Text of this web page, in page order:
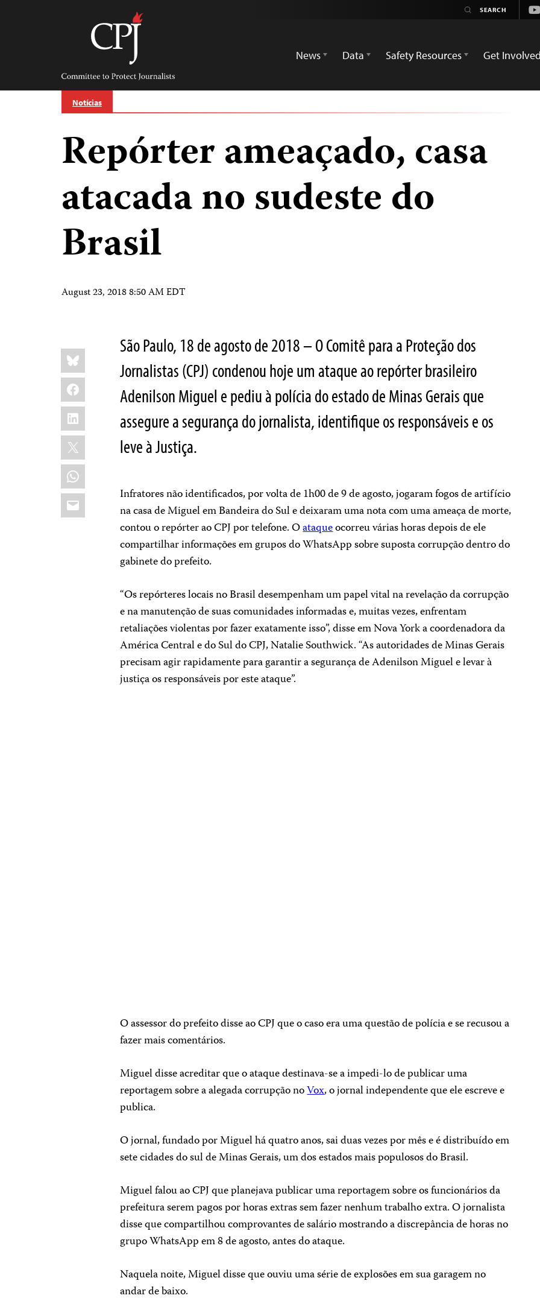
Committee
Protect
Journalists
News
Data Safety Resources Get Involved
Notícias
Repórter ameaçado, casa
atacada no sudeste do
Brasil
August 23, 2018 8:50 AM EDT
Share
this:
Bluesky
Facebook
LinkedIn
X
WhatsApp
Email
São Paulo, 18 de agosto de 2018 – O Comitê para a Proteção dos
Jornalistas (CPJ) condenou hoje um ataque ao repórter brasileiro
Adenilson Miguel e pediu à polícia do estado de Minas Gerais que
assegure a segurança do jornalista, identifique os responsáveis e os
leve à Justiça.
Infratores não identificados, por volta de 1h00 de 9 de agosto, jogaram fogos de artifício
na casa de Miguel em Bandeira do Sul e deixaram uma nota com uma ameaça de morte,
contou o repórter ao CPJ por telefone. Oataqueocorreu várias horas depois de ele
compartilhar informações em grupos do WhatsApp sobre suposta corrupção dentro do
gabinete do prefeito.
“Os repórteres locais no Brasil desempenham um papel vital na revelação da corrupção
e na manutenção de suas comunidades informadas e, muitas vezes, enfrentam
retaliações violentas por fazer exatamente isso”, disse em Nova York a coordenadora da
América Central e do Sul do CPJ, Natalie Southwick. “As autoridades de Minas Gerais
precisam agir rapidamente para garantir a segurança de Adenilson Miguel e levar à
justiça os responsáveis ​​por este ataque”.
O assessor do prefeito disse ao CPJ que o caso era uma questão de polícia e se recusou a
fazer mais comentários.
Miguel disse acreditar que o ataque destinava-se a impedi-lo de publicar uma
reportagem sobre a alegada corrupção noVox, o jornal independente que ele escreve e
publica.
O jornal, fundado por Miguel há quatro anos, sai duas vezes por mês e é distribuído em
sete cidades do sul de Minas Gerais, um dos estados mais populosos do Brasil.
Miguel falou ao CPJ que planejava publicar uma reportagem sobre os funcionários da
prefeitura serem pagos por horas extras sem fazer nenhum trabalho extra. O jornalista
disse que compartilhou comprovantes de salário mostrando a discrepância de horas no
grupo WhatsApp em 8 de agosto, antes do ataque.
Naquela noite, Miguel disse que ouviu uma série de explosões em sua garagem no
andar de baixo.